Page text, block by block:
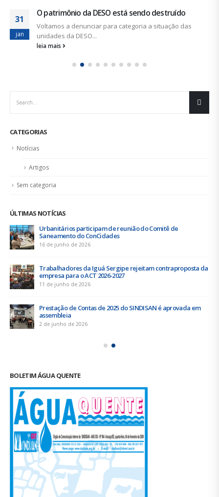
31
jan
O patrimônio da DESO está sendo destruído
Voltamos a denunciar para categoria a situação das
unidades da DESO...
leia mais
CATEGORIAS
Notícias
Artigos
Sem categoria
ÚLTIMAS NOTÍCIAS
Urbanitários participam de reunião do Comitê de
Saneamento do ConCidades
16 de junho de 2026
Trabalhadores da Iguá Sergipe rejeitam contraproposta da
empresa para o ACT 2026-2027
11 de junho de 2026
Prestação de Contas de 2025 do SINDISAN é aprovada em
assembleia
2 de junho de 2026
BOLETIM ÁGUA QUENTE